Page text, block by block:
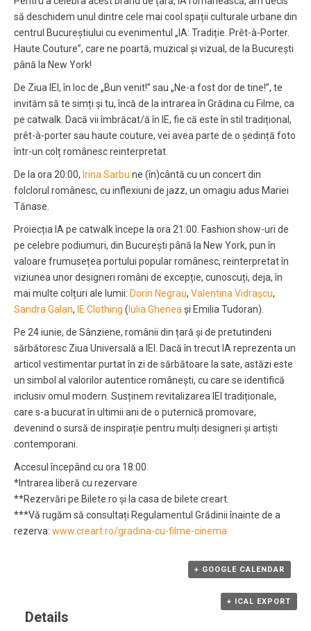
să deschidem unul dintre cele mai cool spații culturale urbane din
centrul Bucureștiului cu evenimentul „IA: Tradiție. Prêt-à-Porter.
Haute Couture”, care ne poartă, muzical și vizual, de la București
până la New York!
De Ziua IEI, în loc de „Bun venit!” sau „Ne-a fost dor de tine!”, te
invităm să te simți și tu, încă de la intrarea în Grădina cu Filme, ca
pe catwalk. Dacă vii îmbrăcat/ă în IE, fie că este în stil tradițional,
prêt-à-porter sau haute couture, vei avea parte de o ședință foto
într-un colț românesc reinterpretat.
De la ora 20:00, Irina Sarbu ne (în)cântă cu un concert din
folclorul românesc, cu inflexiuni de jazz, un omagiu adus Mariei
Tănase.
Proiecția IA pe catwalk începe la ora 21:00. Fashion show-uri de
pe celebre podiumuri, din București până la New York, pun în
valoare frumusețea portului popular românesc, reinterpretat în
viziunea unor designeri români de excepție, cunoscuți, deja, în
mai multe colțuri ale lumii: Dorin Negrau, Valentina Vidrașcu,
Sandra Galan, IE Clothing ( Iulia Gheneași Emilia Tudoran).
Pe 24 iunie, de Sânziene, românii din țară și de pretutindeni
sărbătoresc Ziua Universală a IEI. Dacă în trecut IA reprezenta un
articol vestimentar purtat în zi de sărbătoare la sate, astăzi este
un simbol al valorilor autentice românești, cu care se identifică
inclusiv omul modern. Susținem revitalizarea IEI tradiționale,
care s-a bucurat în ultimii ani de o puternică promovare,
devenind o sursă de inspirație pentru mulți designeri și artiști
contemporani.
Accesul începând cu ora 18:00.
*Intrarea liberă cu rezervare
**Rezervări pe Bilete.ro și la casa de bilete creart.
***Vă rugăm să consultați Regulamentul Grădinii înainte de a
rezerva: www.creart.ro/gradina-cu-filme-cinema
+ GOOGLE CALENDAR
+ ICAL EXPORT
Details